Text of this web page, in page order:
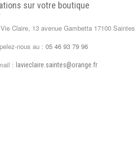
sur votre boutique
Claire, 13 avenue Gambetta 17100 Saintes
nous au : 05 46 93 79 96
: lavieclaire.saintes@orange.fr